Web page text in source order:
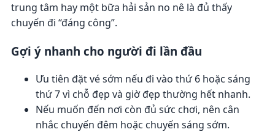
trung tâm hay một bữa hải sản no nê là đủ thấy
chuyến đi “đáng công”.
Gợi ý nhanh cho người đi lần đầu
Ưu tiên đặt vé sớm nếu đi vào thứ 6 hoặc sáng
thứ 7 vì chỗ đẹp và giờ đẹp thường hết nhanh.
Nếu muốn đến nơi còn đủ sức chơi, nên cân
nhắc chuyến đêm hoặc chuyến sáng sớm.